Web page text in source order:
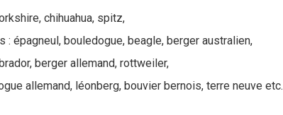
chihuahua, spitz,
épagneul, bouledogue, beagle, berger australien,
berger allemand, rottweiler,
allemand, léonberg, bouvier bernois, terre neuve etc.